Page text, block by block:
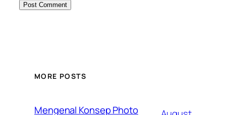
MORE POSTS
Mengenal Konsep Photo